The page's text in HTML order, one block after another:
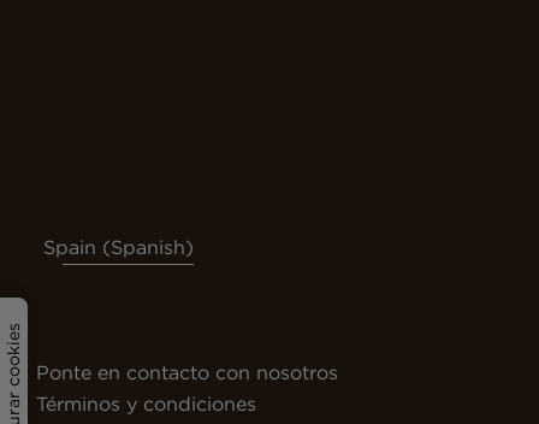
Spain (Spanish)
Ponte en contacto con nosotros
Términos y condiciones